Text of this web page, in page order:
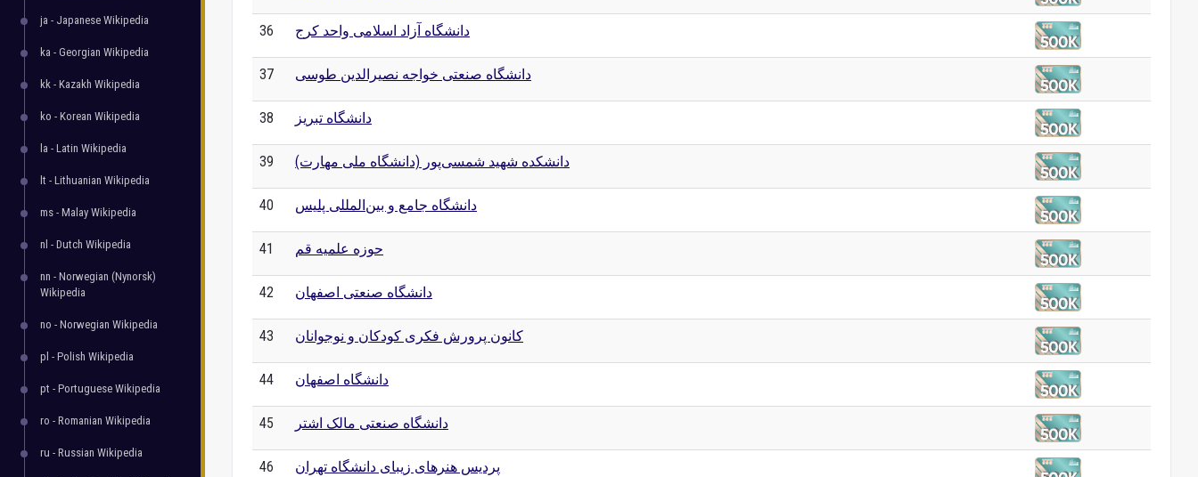
ja - Japanese Wikipedia
ka - Georgian Wikipedia
kk - Kazakh Wikipedia
ko - Korean Wikipedia
la - Latin Wikipedia
lt - Lithuanian Wikipedia
ms - Malay Wikipedia
nl - Dutch Wikipedia
nn - Norwegian (Nynorsk)
Wikipedia
no - Norwegian Wikipedia
pl - Polish Wikipedia
pt - Portuguese Wikipedia
ro - Romanian Wikipedia
ru - Russian Wikipedia
36 دانشگاه آزاد اسلامی واحد کرج
37 دانشگاه صنعتی خواجه نصیرالدین طوسی
38 دانشگاه تبریز
39 دانشکده شهید شمسی‌پور (دانشگاه ملی مهارت)
40 دانشگاه جامع و بین‌المللی پلیس
41 حوزه علمیه قم
42 دانشگاه صنعتی اصفهان
43 کانون پرورش فکری کودکان و نوجوانان
44 دانشگاه اصفهان
45 دانشگاه صنعتی مالک اشتر
46 پردیس هنرهای زیبای دانشگاه تهران